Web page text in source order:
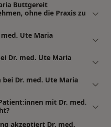
Buttgereit
ohne die Praxis zu
Ute Maria
Dr. med. Ute Maria
Dr. med. Ute Maria
mit Dr. med.
akzeptiert Dr. med.